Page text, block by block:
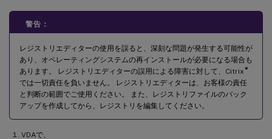
警告：
レジストリエディターの使用を誤ると、深刻な問題が発生する可能性が
あり、オペレーティングシステムの再インストールが必要になる場合も
あります。 レジストリエディターの誤用による障害に対して、Citrix ®
では一切責任を負いません。 レジストリエディターは、お客様の責任
と判断の範囲でご使用ください。 また、レジストリファイルのバック
アップを作成してから、レジストリを編集してください。
VDAで、